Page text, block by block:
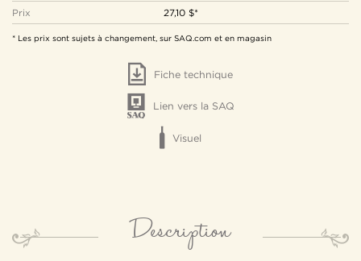
Prix 27,10 $*
* Les prix sont sujets à changement, sur SAQ.com et en magasin
Fiche technique
Lien vers la SAQ
Visuel
Description